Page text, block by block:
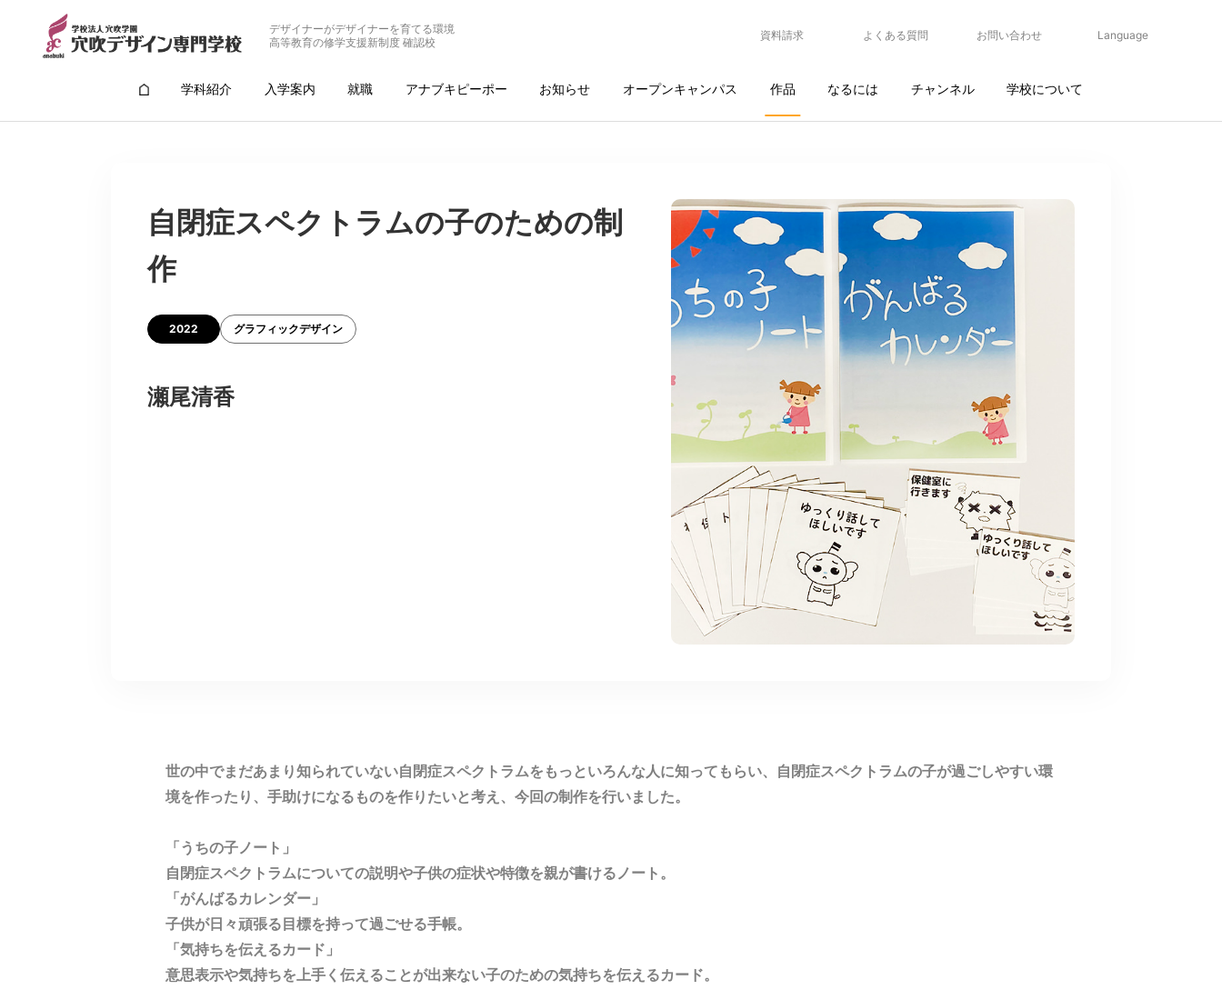
デザイナーがデザイナーを育てる環境
高等教育の修学支援新制度 確認校
資料請求 よくある質問 お問い合わせ Language
学科紹介 入学案内 就職 アナブキピーポー お知らせ オープンキャンパス 作品 なるには チャンネル 学校について
自閉症スペクトラムの子のための制
作
2022 グラフィックデザイン
瀬尾清香
世の中でまだあまり知られていない自閉症スペクトラムをもっといろんな人に知ってもらい、自閉症スペクトラムの子が過ごしやすい環
境を作ったり、手助けになるものを作りたいと考え、今回の制作を行いました。
「うちの子ノート」
自閉症スペクトラムについての説明や子供の症状や特徴を親が書けるノート。
「がんばるカレンダー」
子供が日々頑張る目標を持って過ごせる手帳。
「気持ちを伝えるカード」
意思表示や気持ちを上手く伝えることが出来ない子のための気持ちを伝えるカード。